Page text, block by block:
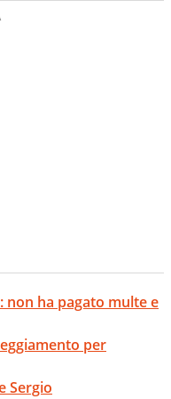
non ha pagato multe e
per
Sergio